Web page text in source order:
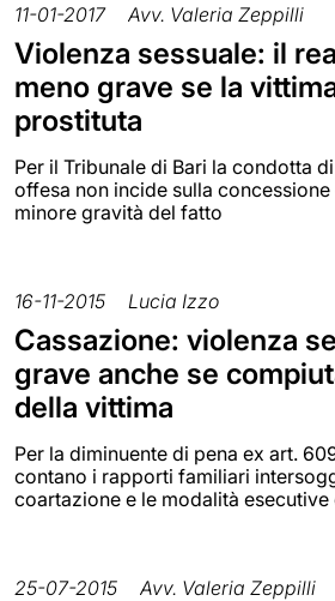
11-01-2017 Avv. Valeria Zeppilli
Violenza sessuale: il
meno grave se la
prostituta
Per il Tribunale di Bari la condotta
offesa non incide sulla
minore gravità del fatto
16-11-2015 Lucia Izzo
Cassazione: violenza
grave anche se
della vittima
Per la diminuente di pena ex art.
contano i rapporti familiari
coartazione e le modalità esecutive
25-07-2015 Avv. Valeria Zeppilli